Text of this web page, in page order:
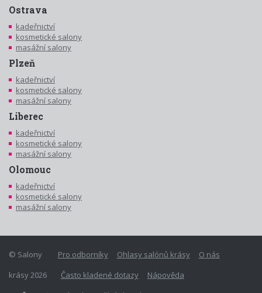
Ostrava
kadeřnictví
kosmetické salony
masážní salony
Plzeň
kadeřnictví
kosmetické salony
masážní salony
Liberec
kadeřnictví
kosmetické salony
masážní salony
Olomouc
kadeřnictví
kosmetické salony
masážní salony
Pro odborníky Ohlasy salónů krásy
O nás
Často kladené dotazy
Nápověda
© Salony
krásy 2026